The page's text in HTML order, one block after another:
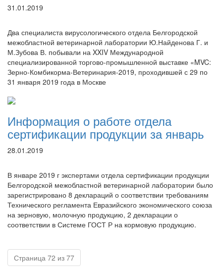
31.01.2019
Два специалиста вирусологического отдела Белгородской
межобластной ветеринарной лаборатории Ю.Найденова Г. и
М.Зубова В. побывали на XXIV Международной
специализированной торгово-промышленной выставке «MVC:
Зерно-Комбикорма-Ветеринария-2019, проходившей с 29 по
31 января 2019 года в Москве
Информация о работе отдела
сертификации продукции за январь
28.01.2019
В январе 2019 г экспертами отдела сертификации продукции
Белгородской межобластной ветеринарной лаборатории было
зарегистрировано 8 деклараций о соответствии требованиям
Технического регламента Евразийского экономического союза
на зерновую, молочную продукцию, 2 декларации о
соответствии в Системе ГОСТ Р на кормовую продукцию.
Страница 72 из 77